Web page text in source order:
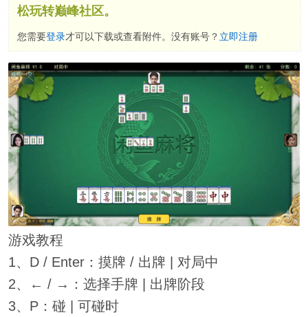
松玩转巅峰社区。
您需要登录才可以下载或查看附件。没有账号？ 立即注册
游戏教程
1、D / Enter：摸牌 / 出牌 | 对局中
2、← / →：选择手牌 | 出牌阶段
3、P：碰 | 可碰时